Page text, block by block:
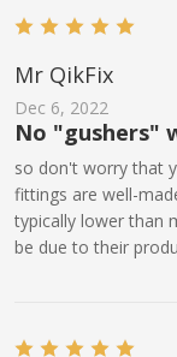
Mr QikFix
Dec 6, 2022
No "gushers"
so don't worry that
fittings are well-
typically lower than
be due to their